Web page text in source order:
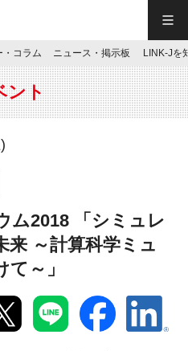
／EN
・コラム ニュース・掲示板 LINK-Jを
ント
ム2018 「シミュレ
来 ～計算科学ミュ
～」